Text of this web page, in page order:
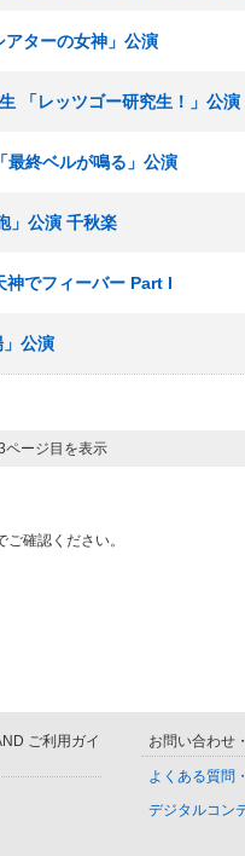
ターの女神」公演
「レッツゴー研究生！」公
最終ベルが鳴る」公演
」公演 千秋楽
でフィーバー Part I
公演
ージ目を表示
確認ください。
ご利用ガイ
お問い合わせ
よくある質問
デジタルコン